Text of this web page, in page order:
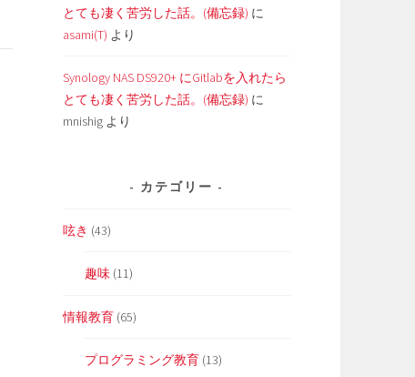
とても凄く苦労した話。(備忘録) に
asami(T) より
Synology NAS DS920+ にGitlabを入れたら
とても凄く苦労した話。(備忘録) に
mnishig より
カテゴリー
呟き (43)
趣味 (11)
情報教育 (65)
プログラミング教育 (13)